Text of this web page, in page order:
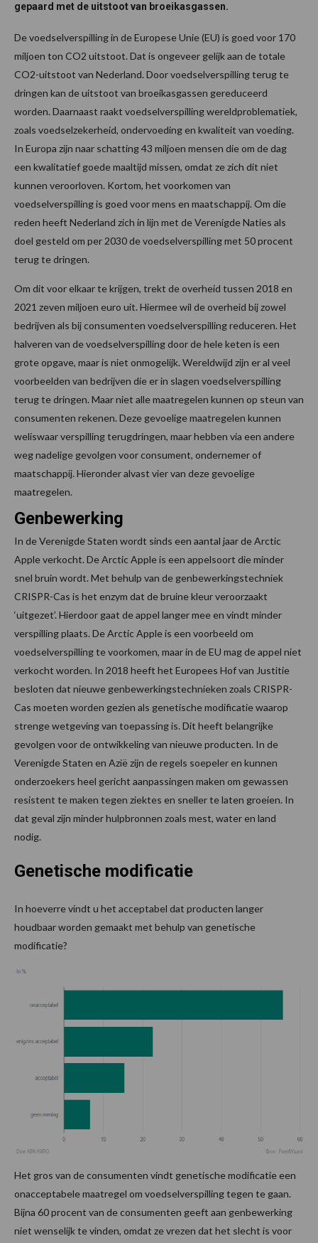
gepaard met de uitstoot van broeikasgassen.
De voedselverspilling in de Europese Unie (EU) is goed voor 170
miljoen ton CO2 uitstoot. Dat is ongeveer gelijk aan de totale
CO2-uitstoot van Nederland. Door voedselverspilling terug te
dringen kan de uitstoot van broeikasgassen gereduceerd
worden. Daarnaast raakt voedselverspilling wereldproblematiek,
zoals voedselzekerheid, ondervoeding en kwaliteit van voeding.
In Europa zijn naar schatting 43 miljoen mensen die om de dag
een kwalitatief goede maaltijd missen, omdat ze zich dit niet
kunnen veroorloven. Kortom, het voorkomen van
voedselverspilling is goed voor mens en maatschappij. Om die
reden heeft Nederland zich in lijn met de Verenigde Naties als
doel gesteld om per 2030 de voedselverspilling met 50 procent
terug te dringen.
Om dit voor elkaar te krijgen, trekt de overheid tussen 2018 en
2021 zeven miljoen euro uit. Hiermee wil de overheid bij zowel
bedrijven als bij consumenten voedselverspilling reduceren. Het
halveren van de voedselverspilling door de hele keten is een
grote opgave, maar is niet onmogelijk. Wereldwijd zijn er al veel
voorbeelden van bedrijven die er in slagen voedselverspilling
terug te dringen. Maar niet alle maatregelen kunnen op steun van
consumenten rekenen. Deze gevoelige maatregelen kunnen
weliswaar verspilling terugdringen, maar hebben via een andere
weg nadelige gevolgen voor consument, ondernemer of
maatschappij. Hieronder alvast vier van deze gevoelige
maatregelen.
Genbewerking
In de Verenigde Staten wordt sinds een aantal jaar de Arctic
Apple verkocht. De Arctic Apple is een appelsoort die minder
snel bruin wordt. Met behulp van de genbewerkingstechniek
CRISPR-Cas is het enzym dat de bruine kleur veroorzaakt
‘uitgezet’. Hierdoor gaat de appel langer mee en vindt minder
verspilling plaats. De Arctic Apple is een voorbeeld om
voedselverspilling te voorkomen, maar in de EU mag de appel niet
verkocht worden. In 2018 heeft het Europees Hof van Justitie
besloten dat nieuwe genbewerkingstechnieken zoals CRISPR-
Cas moeten worden gezien als genetische modificatie waarop
strenge wetgeving van toepassing is. Dit heeft belangrijke
gevolgen voor de ontwikkeling van nieuwe producten. In de
Verenigde Staten en Azië zijn de regels soepeler en kunnen
onderzoekers heel gericht aanpassingen maken om gewassen
resistent te maken tegen ziektes en sneller te laten groeien. In
dat geval zijn minder hulpbronnen zoals mest, water en land
nodig.
Genetische modificatie
In hoeverre vindt u het acceptabel dat producten langer
houdbaar worden gemaakt met behulp van genetische
modificatie?
Het gros van de consumenten vindt genetische modificatie een
onacceptabele maatregel om voedselverspilling tegen te gaan.
Bijna 60 procent van de consumenten geeft aan genbewerking
niet wenselijk te vinden, omdat ze vrezen dat het slecht is voor